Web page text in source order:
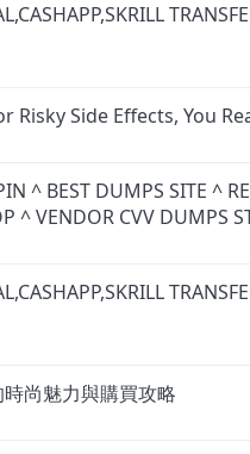
Risky Side Effects, You
^ BEST DUMPS SITE ^
^ VENDOR CVV DUMPS
尚魅力與購買攻略